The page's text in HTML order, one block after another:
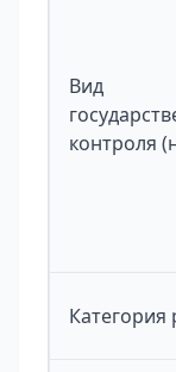
Вид
контроля
Категория